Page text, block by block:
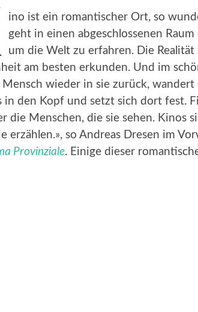
ino ist ein romantischer Ort, so
geht in einen abgeschlossenen
um die Welt zu erfahren. Die Realität
am besten erkunden. Und im
wieder in sie zurück,
in den Kopf und setzt sich dort fest.
die Menschen, die sie sehen. Kinos
erzählen.», so Andreas Dresen im
Provinziale. Einige dieser